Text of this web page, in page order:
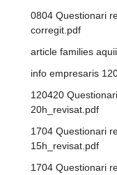
0804 Questionari
corregit.pdf
article families
info empresaris
120420
20h_revisat.pdf
1704 Questionari
15h_revisat.pdf
1704 Questionari